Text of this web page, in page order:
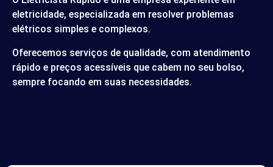
eletricidade, especializada em resolver problemas
elétricos simples e complexos.
Oferecemos serviços de qualidade, com atendimento
rápido e preços acessíveis que cabem no seu bolso,
sempre focando em suas necessidades.